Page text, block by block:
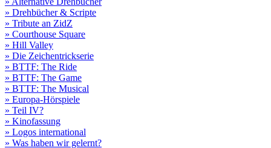
» Drehbücher & Scripte
» Tribute an ZidZ
» Courthouse Square
» Hill Valley
» Die Zeichentrickserie
» BTTF: The Ride
» BTTF: The Game
» BTTF: The Musical
» Europa-Hörspiele
» Teil IV?
» Kinofassung
» Logos international
» Was haben wir gelernt?